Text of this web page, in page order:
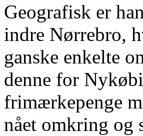
Geografisk er
indre Nørrebro,
ganske enkelte
denne for
frimærkepenge
nået omkring og